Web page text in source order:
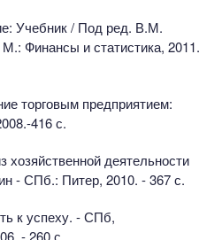
Учебник / Под ред. В.М.
Финансы и статистика, 2011.
торговым предприятием:
416 с.
деятельности
- СПб.: Питер, 2010. - 367 с.
к успеху. - СПб,
- 260 с.